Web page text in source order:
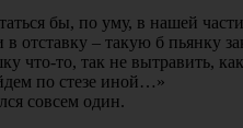
бы, по уму, в нашей
отставку – такую б пьянку
что-то, так не вытравить,
по стезе иной…»
совсем один.